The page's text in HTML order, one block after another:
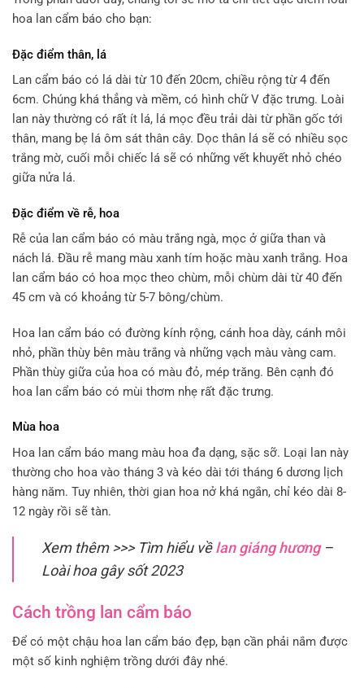
hoa lan cẩm báo cho bạn:
Đặc điểm thân, lá
Lan cẩm báo có lá dài từ 10 đến 20cm, chiều rộng từ 4 đến
6cm. Chúng khá thẳng và mềm, có hình chữ V đặc trưng. Loài
lan này thường có rất ít lá, lá mọc đều trải dài từ phần gốc tới
thân, mang bẹ lá ôm sát thân cây. Dọc thân lá sẽ có nhiều sọc
trắng mờ, cuối mỗi chiếc lá sẽ có những vết khuyết nhỏ chéo
giữa nửa lá.
Đặc điểm về rễ, hoa
Rễ của lan cẩm báo có màu trắng ngà, mọc ở giữa than và
nách lá. Đầu rễ mang màu xanh tím hoặc màu xanh trắng. Hoa
lan cẩm báo có hoa mọc theo chùm, mỗi chùm dài từ 40 đến
45 cm và có khoảng từ 5-7 bông/chùm.
Hoa lan cẩm báo có đường kính rộng, cánh hoa dày, cánh môi
nhỏ, phần thùy bên màu trắng và những vạch màu vàng cam.
Phần thùy giữa của hoa có màu đỏ, mép trăng. Bên cạnh đó
hoa lan cẩm báo có mùi thơm nhẹ rất đặc trưng.
Mùa hoa
Hoa lan cẩm báo mang màu hoa đa dạng, sặc sỡ. Loại lan này
thường cho hoa vào tháng 3 và kéo dài tới tháng 6 dương lịch
hàng năm. Tuy nhiên, thời gian hoa nở khá ngắn, chỉ kéo dài 8-
12 ngày rồi sẽ tàn.
Xem thêm >>> Tìm hiểu vềlan giáng hương–
Loài hoa gây sốt 2023
Cách trồng lan cẩm báo
Để có một chậu hoa lan cẩm báo đẹp, bạn cần phải nắm được
một số kinh nghiệm trồng dưới đây nhé.